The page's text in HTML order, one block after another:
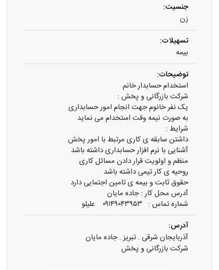
جنسیت:
زن
تسهیلات:
بیمه
توضیحات:
استخدام حسابدار خانم
شرکت بازرگانی و پخش :
یک نفر خانوم جهت انجام امور حسابداری
به صورت نیمه وقت استخدام می نماید
شرایط :
داشتن سابقه ی کاری مرتبط با امور پخش
آشنایی با نرم افزار حسابداری داشته باشد
منظم و اولویت قرار دادن مسائل کاری
روحیه ی کار تیمی داشته باشد
حقوق ثابت و بیمه ی تامین اجتمایی دارد
آدرس محل کار : جاده مایان
شماره تماس : ۰۹۱۴۹۰۴۳۹۵۳ علیلو
آدرس:
آذربایجان شرقی . تبریز . جاده مایان
شرکت بازرگانی و پخش